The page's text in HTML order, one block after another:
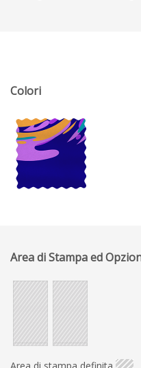
Colori
Area di Stampa ed